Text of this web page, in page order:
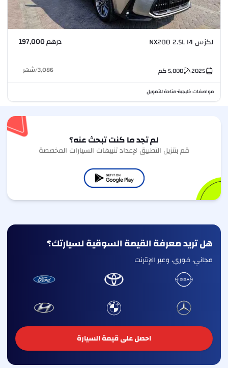
لكزس NX200 2.5L I4 درهم 197,000
2025
5,000كم 3,086
/شهر
مواصفات خليجية•متاحة للتمويل
لم تجد ما كنت تبحث عنه؟
قم بتنزيل التطبيق لإعداد تنبيهات السيارات المخصصة
هل تريد معرفة القيمة السوقية لسيارتك؟
مجاني، فوري، وعبر الإنترنت
احصل على قيمة السيارة